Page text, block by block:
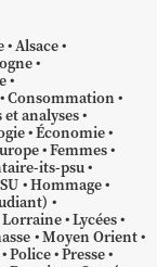
Alsace
Consommation
et analyses
Économie
Femmes
its-psu
Hommage
Lorraine Lycées
Moyen Orient
Police Presse